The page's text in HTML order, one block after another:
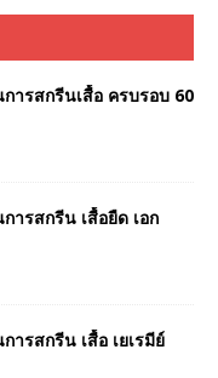
ารสกรีนเสื้อ ครบรอบ 60
ารสกรีน เสื้อยืด เอก
ารสกรีน เสื้อ เยเรมีย์